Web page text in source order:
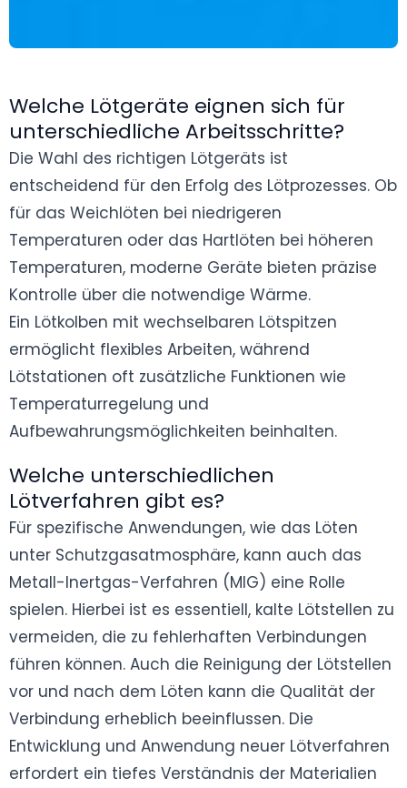
Welche Lötgeräte eignen sich für
unterschiedliche Arbeitsschritte?
Die Wahl des richtigen Lötgeräts ist
entscheidend für den Erfolg des Lötprozesses. Ob
für das Weichlöten bei niedrigeren
Temperaturen oder das Hartlöten bei höheren
Temperaturen, moderne Geräte bieten präzise
Kontrolle über die notwendige Wärme.
Ein Lötkolben mit wechselbaren Lötspitzen
ermöglicht flexibles Arbeiten, während
Lötstationen oft zusätzliche Funktionen wie
Temperaturregelung und
Aufbewahrungsmöglichkeiten beinhalten.
Welche unterschiedlichen
Lötverfahren gibt es?
Für spezifische Anwendungen, wie das Löten
unter Schutzgasatmosphäre, kann auch das
Metall-Inertgas-Verfahren (MIG) eine Rolle
spielen. Hierbei ist es essentiell, kalte Lötstellen zu
vermeiden, die zu fehlerhaften Verbindungen
führen können. Auch die Reinigung der Lötstellen
vor und nach dem Löten kann die Qualität der
Verbindung erheblich beeinflussen. Die
Entwicklung und Anwendung neuer Lötverfahren
erfordert ein tiefes Verständnis der Materialien